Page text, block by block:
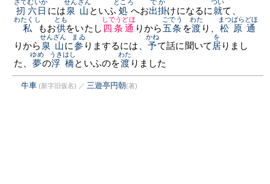
扨
さて
六日
むいか
には泉山
せんざん
といふ 処
ところ
へお出掛
でか
けになるに就
つい
て、
私
わたくし
もお供
とも
をいたし 四条通
しでうどほ
りから 五条
ごでう
を渡
わた
り、 松原通
まつばらどほ
りから 泉山
せんざん
に参
まゐ
りまするには、 予
かね
て話に聞いて 居
を
りまし
た、 夢
ゆめ
の浮橋
うきはし
といふのを渡
わた
りました
牛車 (新字旧仮名) ／ 三遊亭円朝(著)